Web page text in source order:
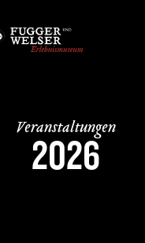
Veranstaltungen
2026